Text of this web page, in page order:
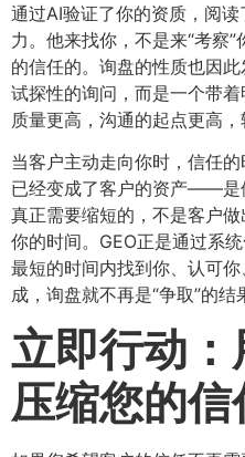
通过AI验证了你的资质，阅
力。他来找你，不是来“考察
的信任的。询盘的性质也因
试探性的询问，而是一个带
质量更高，沟通的起点更高，
当客户主动走向你时，信任
已经变成了客户的资产——是
真正需要缩短的，不是客户
你的时间。GEO正是通过系
最短的时间内找到你、认可
成，询盘就不再是“争取”的结
立即行动
压缩您的